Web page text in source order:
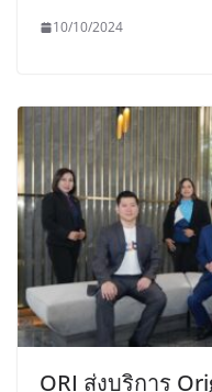
10/10/2024
ORI ส่งบริการ